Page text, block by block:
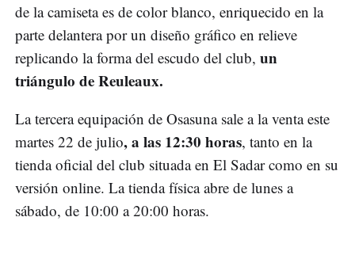
de la camiseta es de color blanco, enriquecido en la
parte delantera por un diseño gráfico en relieve
replicando la forma del escudo del club, un
triángulo de Reuleaux.
La tercera equipación de Osasuna sale a la venta este
martes 22 de julio, a las 12:30 horas, tanto en la
tienda oficial del club situada en El Sadar como en su
versión online. La tienda física abre de lunes a
sábado, de 10:00 a 20:00 horas.